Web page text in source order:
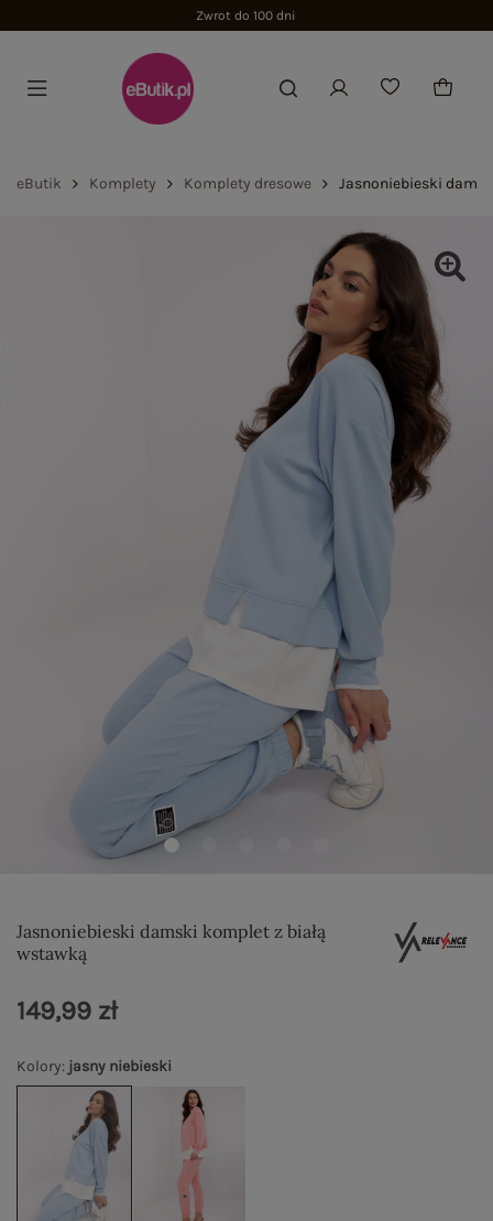
Zwrot do 100 dni
eButik Komplety Komplety dresowe Jasnoniebieski
Jasnoniebieski damski komplet z białą
wstawką
Kolory: jasny niebieski
149,99 zł